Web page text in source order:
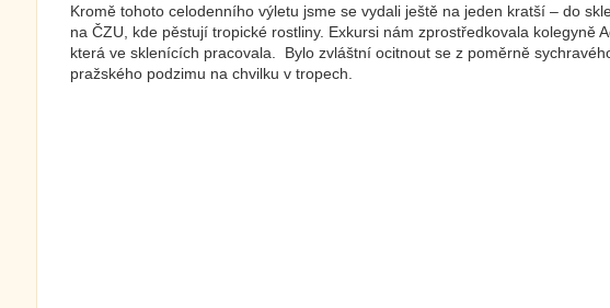
Kromě tohoto celodenního výletu jsme se vydali ještě na jeden kratší – do
na ČZU, kde pěstují tropické rostliny. Exkursi nám zprostředkovala kolegyně
která ve sklenících pracovala. Bylo zvláštní ocitnout se z poměrně
pražského podzimu na chvilku v tropech.